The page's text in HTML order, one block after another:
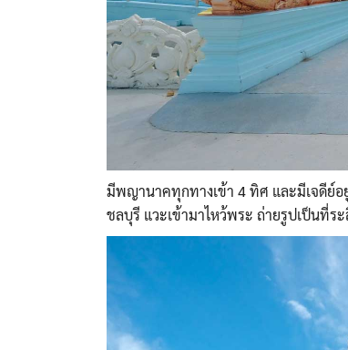
มีพญานาคทุกทางเข้า 4 ทิศ และมีเจดีย์อ
ชลบุรี แวะเข้ามาไหว้พระ ถ่ายรูปเป็นที่ร